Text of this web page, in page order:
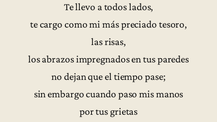
Te llevo a todos lados,
te cargo como mi más preciado tesoro,
las risas,
los abrazos impregnados en tus paredes
no dejan que el tiempo pase;
sin embargo cuando paso mis manos
por tus grietas